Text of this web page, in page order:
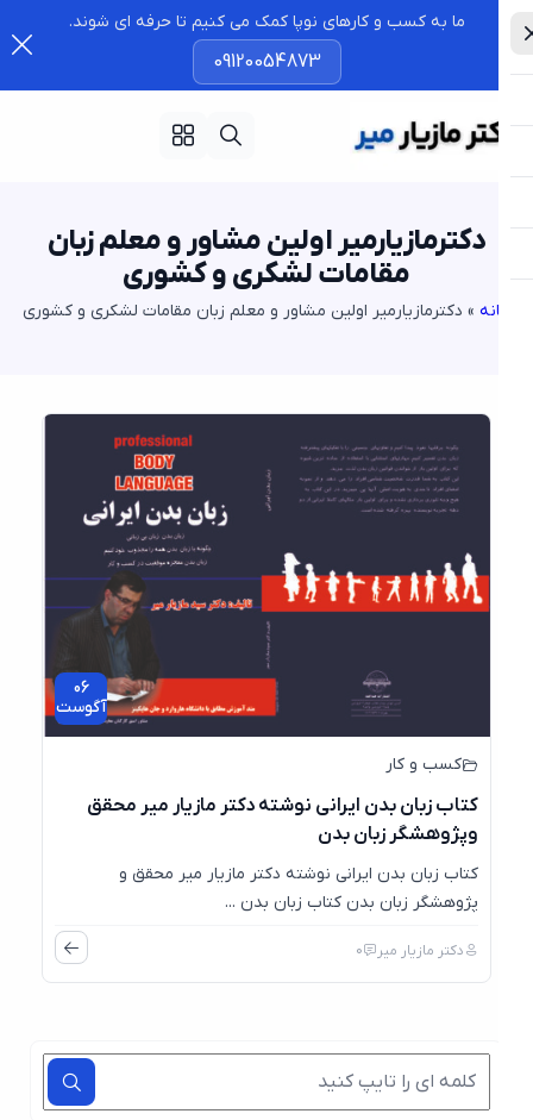
ما به کسب و کارهای نوپا کمک می کنیم تا حرفه ای شوند.
09120054873
دکترمازیارمیر اولین مشاور و معلم زبان
مقامات لشکری و کشوری
»دکترمازیارمیر اولین مشاور و معلم زبان مقامات لشکری و کشوری
06
آگوست
کسب و کار
کتاب زبان بدن ایرانی نوشته دکتر مازیار میر محقق
وپژوهشگر زبان بدن
کتاب زبان بدن ایرانی نوشته دکتر مازیار میر محقق و
پژوهشگر زبان بدن کتاب زبان بدن ...
دکتر مازیار میر 0